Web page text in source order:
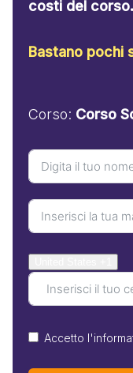
costi del corso.
Bastano pochi
Corso: Corso
Accetto